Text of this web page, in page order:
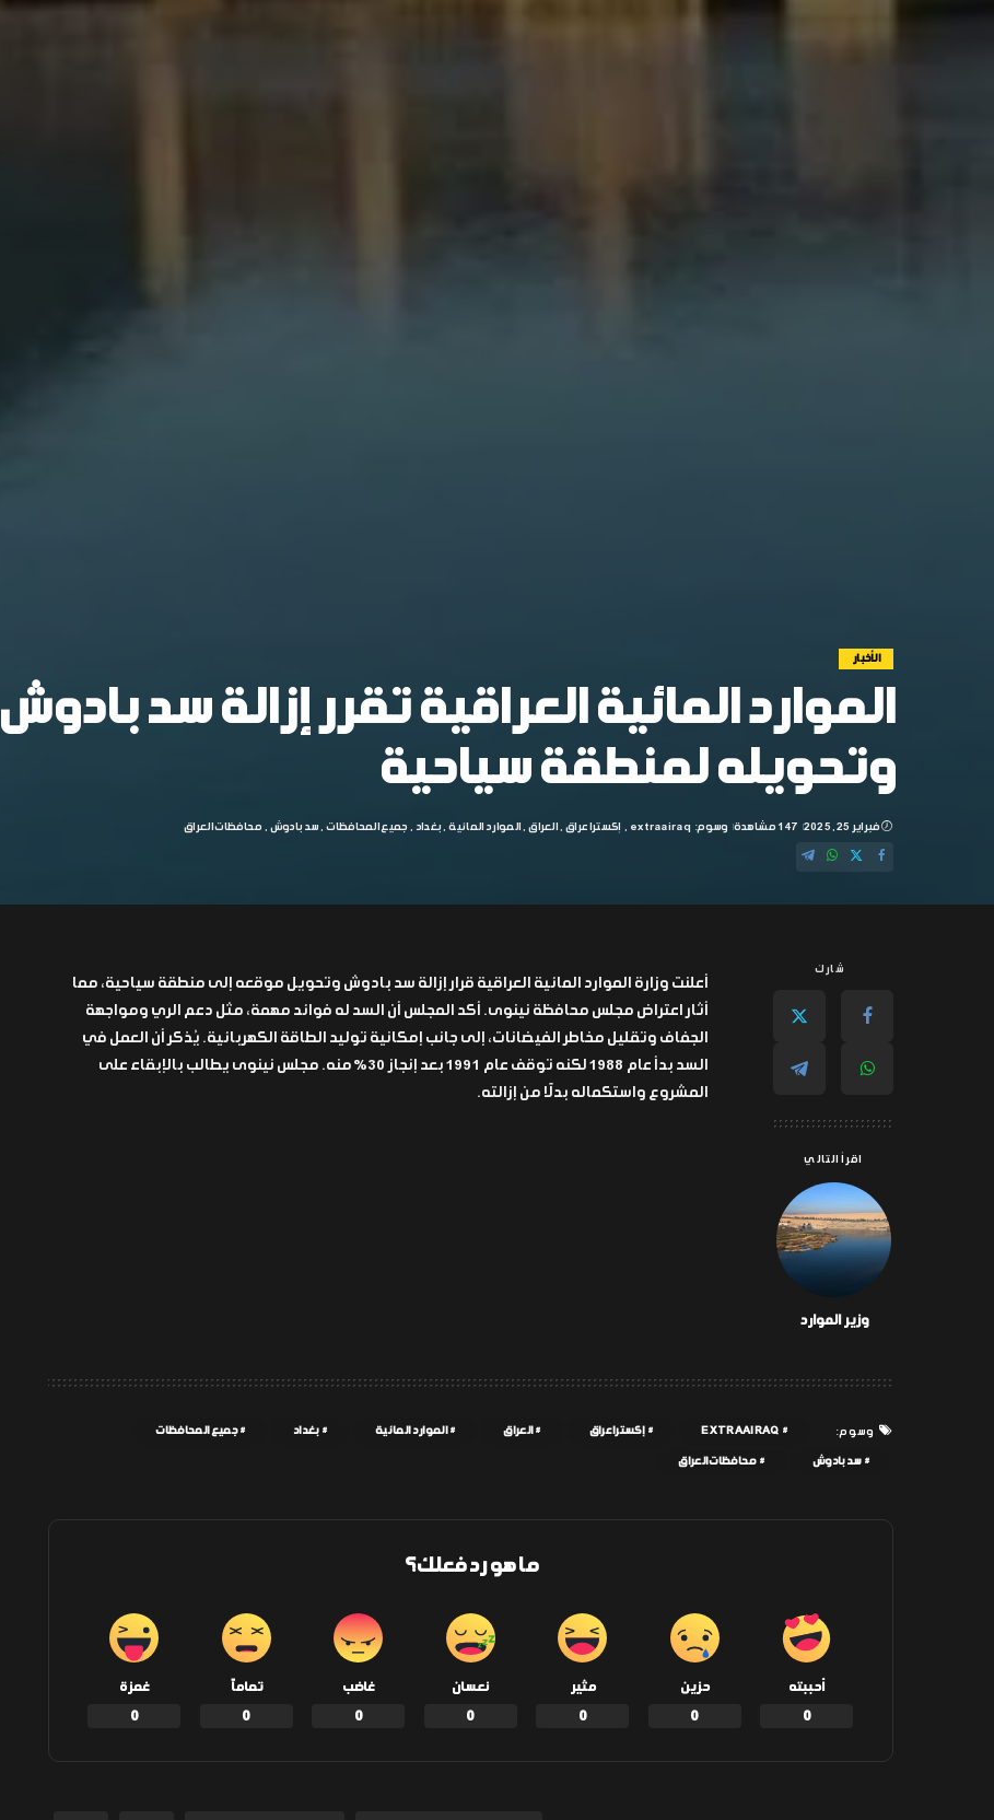
الأخبار
الموارد المائية العراقية تقرر إزالة سد بادوش
وتحويله لمنطقة سياحية
فبراير 25, 2025 147 مشاهدة وسوم: extraairaq إكسترا عراق العراق الموارد المائية بغداد جميع المحافظات سد بادوش محافظات العراق
شارك
اقرأ التالي
وزير الموارد
أعلنت وزارة الموارد المائية العراقية قرار إزالة سد بادوش وتحويل موقعه إلى منطقة سياحية، مما
أثار اعتراض مجلس محافظة نينوى. أكد المجلس أن السد له فوائد مهمة، مثل دعم الري ومواجهة
الجفاف وتقليل مخاطر الفيضانات، إلى جانب إمكانية توليد الطاقة الكهربائية. يُذكر أن العمل في
السد بدأ عام 1988 لكنه توقف عام 1991 بعد إنجاز 30% منه. مجلس نينوى يطالب بالإبقاء على
المشروع واستكماله بدلًا من إزالته.
وسوم: EXTRAAIRAQ إكسترا عراق العراق الموارد المائية بغداد جميع المحافظات
سد بادوش محافظات العراق
ما هو رد فعلك؟
أحببته
0
حزين
0
مثير
0
نعسان
0
غاضب
0
تماماً
0
غمزة
0